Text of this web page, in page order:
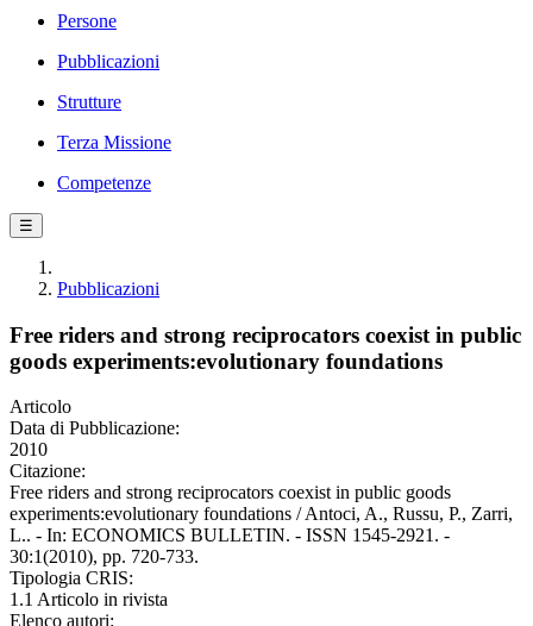
Persone
Pubblicazioni
Strutture
Terza Missione
Competenze
☰
Pubblicazioni
Free riders and strong reciprocators coexist in public
goods experiments:evolutionary foundations
Articolo
Data di Pubblicazione:
2010
Citazione:
Free riders and strong reciprocators coexist in public goods
experiments:evolutionary foundations / Antoci, A., Russu, P., Zarri,
L.. - In: ECONOMICS BULLETIN. - ISSN 1545-2921. -
30:1(2010), pp. 720-733.
Tipologia CRIS:
1.1 Articolo in rivista
Elenco autori: